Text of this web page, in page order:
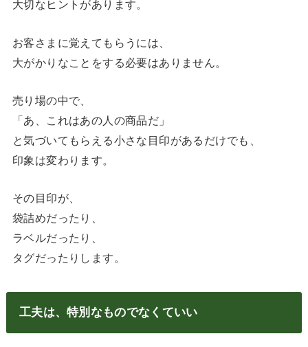
大切なヒントがあります。
お客さまに覚えてもらうには、
大がかりなことをする必要はありません。
売り場の中で、
「あ、これはあの人の商品だ」
と気づいてもらえる小さな目印があるだけでも、
印象は変わります。
その目印が、
袋詰めだったり、
ラベルだったり、
タグだったりします。
工夫は、特別なものでなくていい